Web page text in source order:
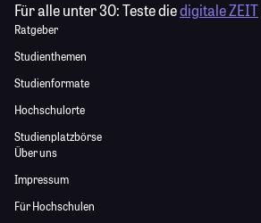
Für alle unter 30:Teste diedigitale ZEIT
Ratgeber
Studienthemen
Studienformate
Hochschulorte
Studienplatzbörse
Über uns
Impressum
Für Hochschulen